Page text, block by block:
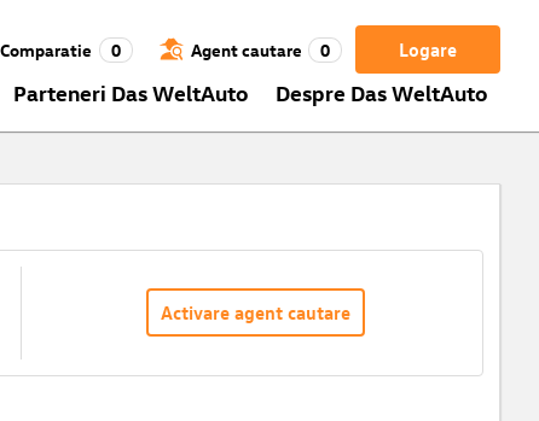
Logare
Comparatie 0 Agent cautare 0
Parteneri Das WeltAuto Despre Das WeltAuto
Activare agent cautare